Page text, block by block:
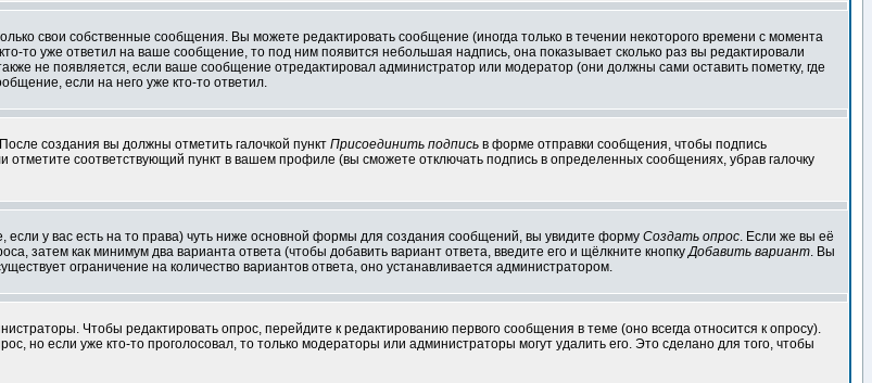
свои собственные сообщения. Вы можете редактировать сообщение (иногда только в течении некоторого времени с момента
то уже ответил на ваше сообщение, то под ним появится небольшая надпись, она показывает сколько раз вы редактировали
не появляется, если ваше сообщение отредактировал администратор или модератор (они должны сами оставить пометку, где
если на него уже кто-то ответил.
создания вы должны отметить галочкой пункт Присоединить подпись в форме отправки сообщения, чтобы подпись
соответствующий пункт в вашем профиле (вы сможете отключать подпись в определенных сообщениях, убрав галочку
если у вас есть на то права) чуть ниже основной формы для создания сообщений, вы увидите форму Создать опрос. Если же вы её
затем как минимум два варианта ответа (чтобы добавить вариант ответа, введите его и щёлкните кнопкуДобавить вариант. Вы
ограничение на количество вариантов ответа, оно устанавливается администратором.
Чтобы редактировать опрос, перейдите к редактированию первого сообщения в теме (оно всегда относится к опросу).
но если уже кто-то проголосовал, то только модераторы или администраторы могут удалить его. Это сделано для того, чтобы